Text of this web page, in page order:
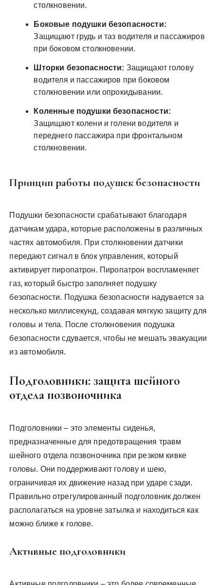
столкновении.
Боковые подушки безопасности:
Защищают грудь и таз водителя и пассажиров
при боковом столкновении.
Шторки безопасности: Защищают голову
водителя и пассажиров при боковом
столкновении или опрокидывании.
Коленные подушки безопасности:
Защищают колени и голени водителя и
переднего пассажира при фронтальном
столкновении.
Принцип работы подушек безопасности
Подушки безопасности срабатывают благодаря
датчикам удара, которые расположены в различных
частях автомобиля. При столкновении датчики
передают сигнал в блок управления, который
активирует пиропатрон. Пиропатрон воспламеняет
газ, который быстро заполняет подушку
безопасности. Подушка безопасности надувается за
несколько миллисекунд, создавая мягкую защиту для
головы и тела. После столкновения подушка
безопасности сдувается, чтобы не мешать эвакуации
из автомобиля.
Подголовники: защита шейного
отдела позвоночника
Подголовники – это элементы сиденья,
предназначенные для предотвращения травм
шейного отдела позвоночника при резком кивке
головы. Они поддерживают голову и шею,
ограничивая их движение назад при ударе сзади.
Правильно отрегулированный подголовник должен
располагаться на уровне затылка и находиться как
можно ближе к голове.
Активные подголовники